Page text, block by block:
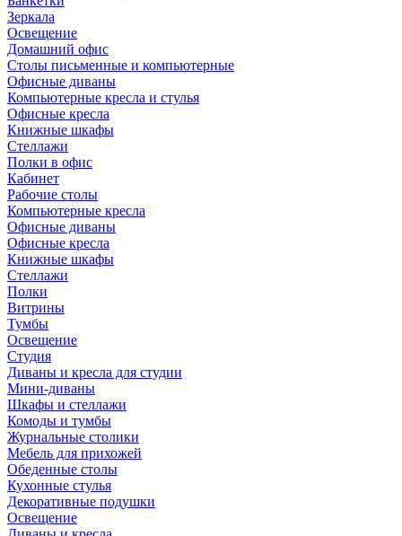
Зеркала
Освещение
Домашний офис
Столы письменные и компьютерные
Офисные диваны
Компьютерные кресла и стулья
Офисные кресла
Книжные шкафы
Стеллажи
Полки в офис
Кабинет
Рабочие столы
Компьютерные кресла
Офисные диваны
Офисные кресла
Книжные шкафы
Стеллажи
Полки
Витрины
Тумбы
Освещение
Студия
Диваны и кресла для студии
Мини-диваны
Шкафы и стеллажи
Комоды и тумбы
Журнальные столики
Мебель для прихожей
Обеденные столы
Кухонные стулья
Декоративные подушки
Освещение